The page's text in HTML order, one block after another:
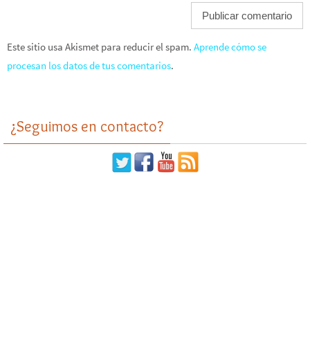
Este sitio usa Akismet para reducir el spam. Aprende cómo se
procesan los datos de tus comentarios.
¿Seguimos en contacto?